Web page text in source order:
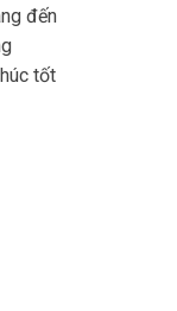
đến
tốt